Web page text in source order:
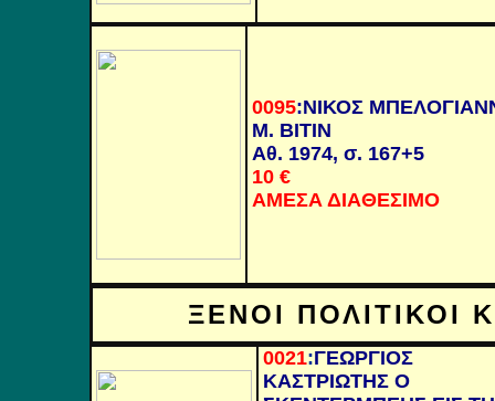
0095:ΝΙΚΟΣ
Μ. ΒΙΤΙΝ
Αθ. 1974, σ. 167+5
10€
ΑΜΕΣΑ ΔΙΑΘΕΣΙΜΟ
ΞΕΝΟΙ ΠΟΛΙΤΙΚΟΙ
0021:ΓΕΩΡΓΙΟΣ
ΚΑΣΤΡΙΩΤΗΣ Ο